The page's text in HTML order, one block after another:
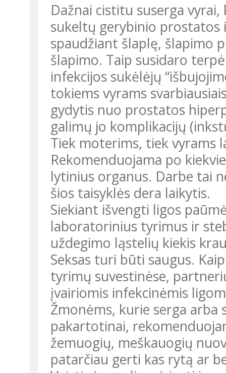
Dažnai cistitu suserga
sukeltų gerybinio prostatos
spaudžiant šlaplę, šlapimo
šlapimo. Taip susidaro
infekcijos sukėlėjų
tokiems vyrams
gydytis nuo prostatos
galimų jo komplikacijų
Tiek moterims, tiek vyrams
Rekomenduojama po
lytinius organus. Darbe tai
šios taisyklės dera laikytis.
Siekiant išvengti ligos
laboratorinius tyrimus ir
uždegimo ląstelių kiekis
Seksas turi būti saugus.
tyrimų suvestinėse,
įvairiomis infekcinėmis
Žmonėms, kurie serga
pakartotinai,
žemuogių, meškauogių
patarčiau gerti kas rytą ar